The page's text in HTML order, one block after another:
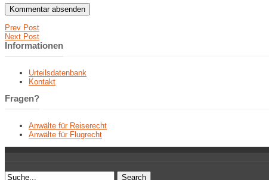
Prev Post
Next Post
Informationen
Urteilsdatenbank
Kontakt
Fragen?
Anwälte für Reiserecht
Anwälte für Flugrecht